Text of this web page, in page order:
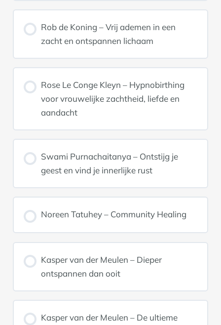
Rob de Koning – Vrij ademen in een
zacht en ontspannen lichaam
Rose Le Conge Kleyn – Hypnobirthing
voor vrouwelijke zachtheid, liefde en
aandacht
Swami Purnachaitanya – Ontstijg je
geest en vind je innerlijke rust
Noreen Tatuhey – Community Healing
Kasper van der Meulen – Dieper
ontspannen dan ooit
Kasper van der Meulen – De ultieme